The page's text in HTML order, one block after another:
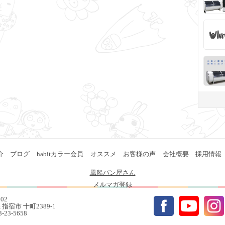
ブログ habitカラー会員 オススメ お客様の声 会社概要 採用情報
メルマガ登録
風船パン屋さん
宿市 十町2389-1
23-5658